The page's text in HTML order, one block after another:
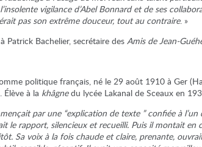
vigilance d’Abel Bonnard et de ses
pas son extrême douceur, tout au contraire. »
Patrick Bachelier, secrétaire des Amis de Jean-
politique français, né le 29 août 1910 à Ger
Élève à la khâgnedu lycée Lakanal de Sceaux en
par une “explication de texte ” confiée à
le rapport, silencieux et recueilli. Puis il montait en
Sa voix à la fois chaude et claire, prenante,